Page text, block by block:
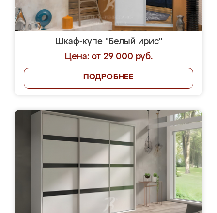
Шкаф-купе "Белый ирис"
Цена: от 29 000 руб.
ПОДРОБНЕЕ